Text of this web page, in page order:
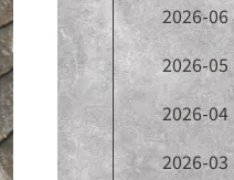
2026-06
2026-05
2026-04
2026-03